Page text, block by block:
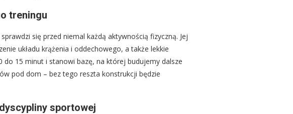
treningu
się przed niemal każdą aktywnością fizyczną. Jej
układu krążenia i oddechowego, a także lekkie
do 15 minut i stanowi bazę, na której budujemy dalsze
pod dom – bez tego reszta konstrukcji będzie
sportowej